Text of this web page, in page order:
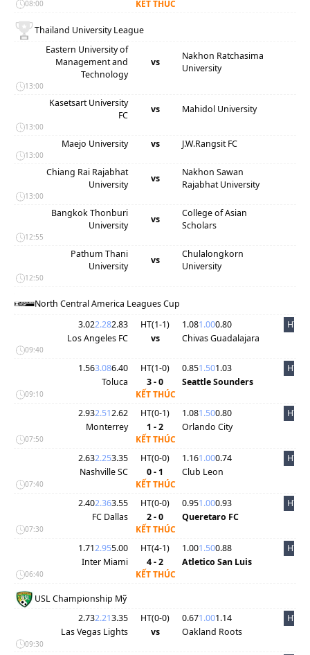
08:00 KẾT THÚC
Thailand University League
Eastern University of
Management and
Technology
vs
Nakhon Ratchasima
University
13:00
Kasetsart University
FC
vs Mahidol University
13:00
Maejo University vs J.W.Rangsit FC
13:00
Chiang Rai Rajabhat
University
vs
Nakhon Sawan
Rajabhat University
13:00
Bangkok Thonburi
University
vs
College of Asian
Scholars
12:55
Pathum Thani
University
vs
Chulalongkorn
University
12:50
North Central America Leagues Cup
3.022.282.83 HT(1-1) 1.081.000.80
HT
Los Angeles FC
vs Chivas Guadalajara
09:40
1.563.086.40 HT(1-0) 0.851.501.03
HT
Toluca
3 - 0 Seattle Sounders
09:10
KẾT THÚC
2.932.512.62 HT(0-1) 1.081.500.80
HT
Monterrey
1 - 2 Orlando City
07:50
KẾT THÚC
2.632.253.35 HT(0-0) 1.161.000.74
HT
Nashville SC
0 - 1 Club Leon
07:40
KẾT THÚC
2.402.363.55 HT(0-0) 0.951.000.93
HT
FC Dallas
2 - 0 Queretaro FC
07:30
KẾT THÚC
1.712.955.00 HT(4-1) 1.001.500.88
HT
Inter Miami
4 - 2 Atletico San Luis
06:40 KẾT THÚC
USL Championship Mỹ
2.732.213.35 HT(0-0) 0.671.001.14
HT
Las Vegas Lights
vs Oakland Roots
09:30